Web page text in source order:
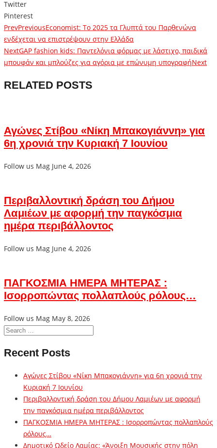
Twitter
Pinterest
PrevPreviousEconomist: Το 2025 τα Γλυπτά του Παρθενώνα
ενδέχεται να επιστρέψουν στην Ελλάδα
NextGAP fashion kids: Παντελόνια φόρμας με λάστιχο, παιδικά
μπουφάν και μπλούζες για αγόρια με επώνυμη υπογραφήNext
RELATED POSTS
Αγώνες Στίβου «Νίκη Μπακογιάννη» για
6η χρονιά την Κυριακή 7 Ιουνίου
Follow us Mag June 4, 2026
Περιβαλλοντική δράση του Δήμου
Λαμιέων με αφορμή την παγκόσμια
ημέρα περιβάλλοντος
Follow us Mag June 4, 2026
ΠΑΓΚΟΣΜΙΑ ΗΜΕΡΑ ΜΗΤΕΡΑΣ :
Ισορροπώντας πολλαπλούς ρόλους…
Follow us Mag May 8, 2026
Recent Posts
Αγώνες Στίβου «Νίκη Μπακογιάννη» για 6η χρονιά την
Κυριακή 7 Ιουνίου
Περιβαλλοντική δράση του Δήμου Λαμιέων με αφορμή
την παγκόσμια ημέρα περιβάλλοντος
ΠΑΓΚΟΣΜΙΑ ΗΜΕΡΑ ΜΗΤΕΡΑΣ : Ισορροπώντας πολλαπλούς
ρόλους…
Δημοτικό Ωδείο Λαμίας: «Άνοιξη Μουσικής στην πόλη